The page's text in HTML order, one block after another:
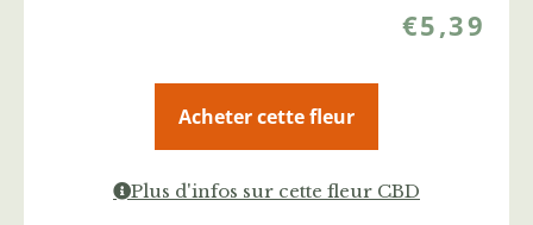
€5,39
Acheter cette fleur
Plus d'infos sur cette fleur CBD